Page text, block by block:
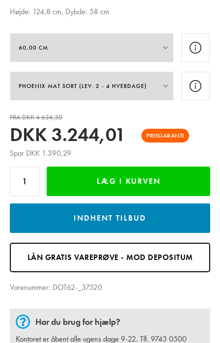
Højde: 124,8 cm, Dybde: 58 cm
FRA DKK 4.634,30
DKK 3.244,01
Spar DKK 1.390,29
PRISGARANTI
LÆG I KURVEN
INDHENT TILBUD
LÅN GRATIS VAREPRØVE - MOD DEPOSITUM
Varenummer: DOT62-_37520
Har du brug for hjælp?
Kontoret er åbent alle ugens dage 9-22. Tlf. 9743 0500